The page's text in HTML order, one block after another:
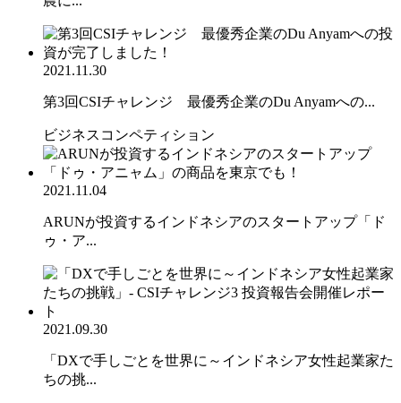
2021.11.30
第3回CSIチャレンジ 最優秀企業のDu Anyamへの...
ビジネスコンペティション
2021.11.04
ARUNが投資するインドネシアのスタートアップ「ド
ゥ・ア...
2021.09.30
「DXで手しごとを世界に～インドネシア女性起業家た
ちの挑...